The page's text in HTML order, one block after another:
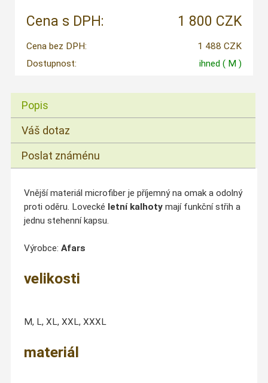
Cena s DPH: 1 800 CZK
Cena bez DPH:
1 488 CZK
Dostupnost:
ihned ( M )
Popis
Váš dotaz
Poslat známénu
Vnější materiál microfiber je příjemný na omak a odolný
proti oděru. Lovecké letní kalhotymají funkční střih a
jednu stehenní kapsu.
Výrobce: Afars
velikosti
M, L, XL, XXL, XXXL
materiál